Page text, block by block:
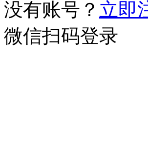
没有账号？ 立即
微信扫码登录